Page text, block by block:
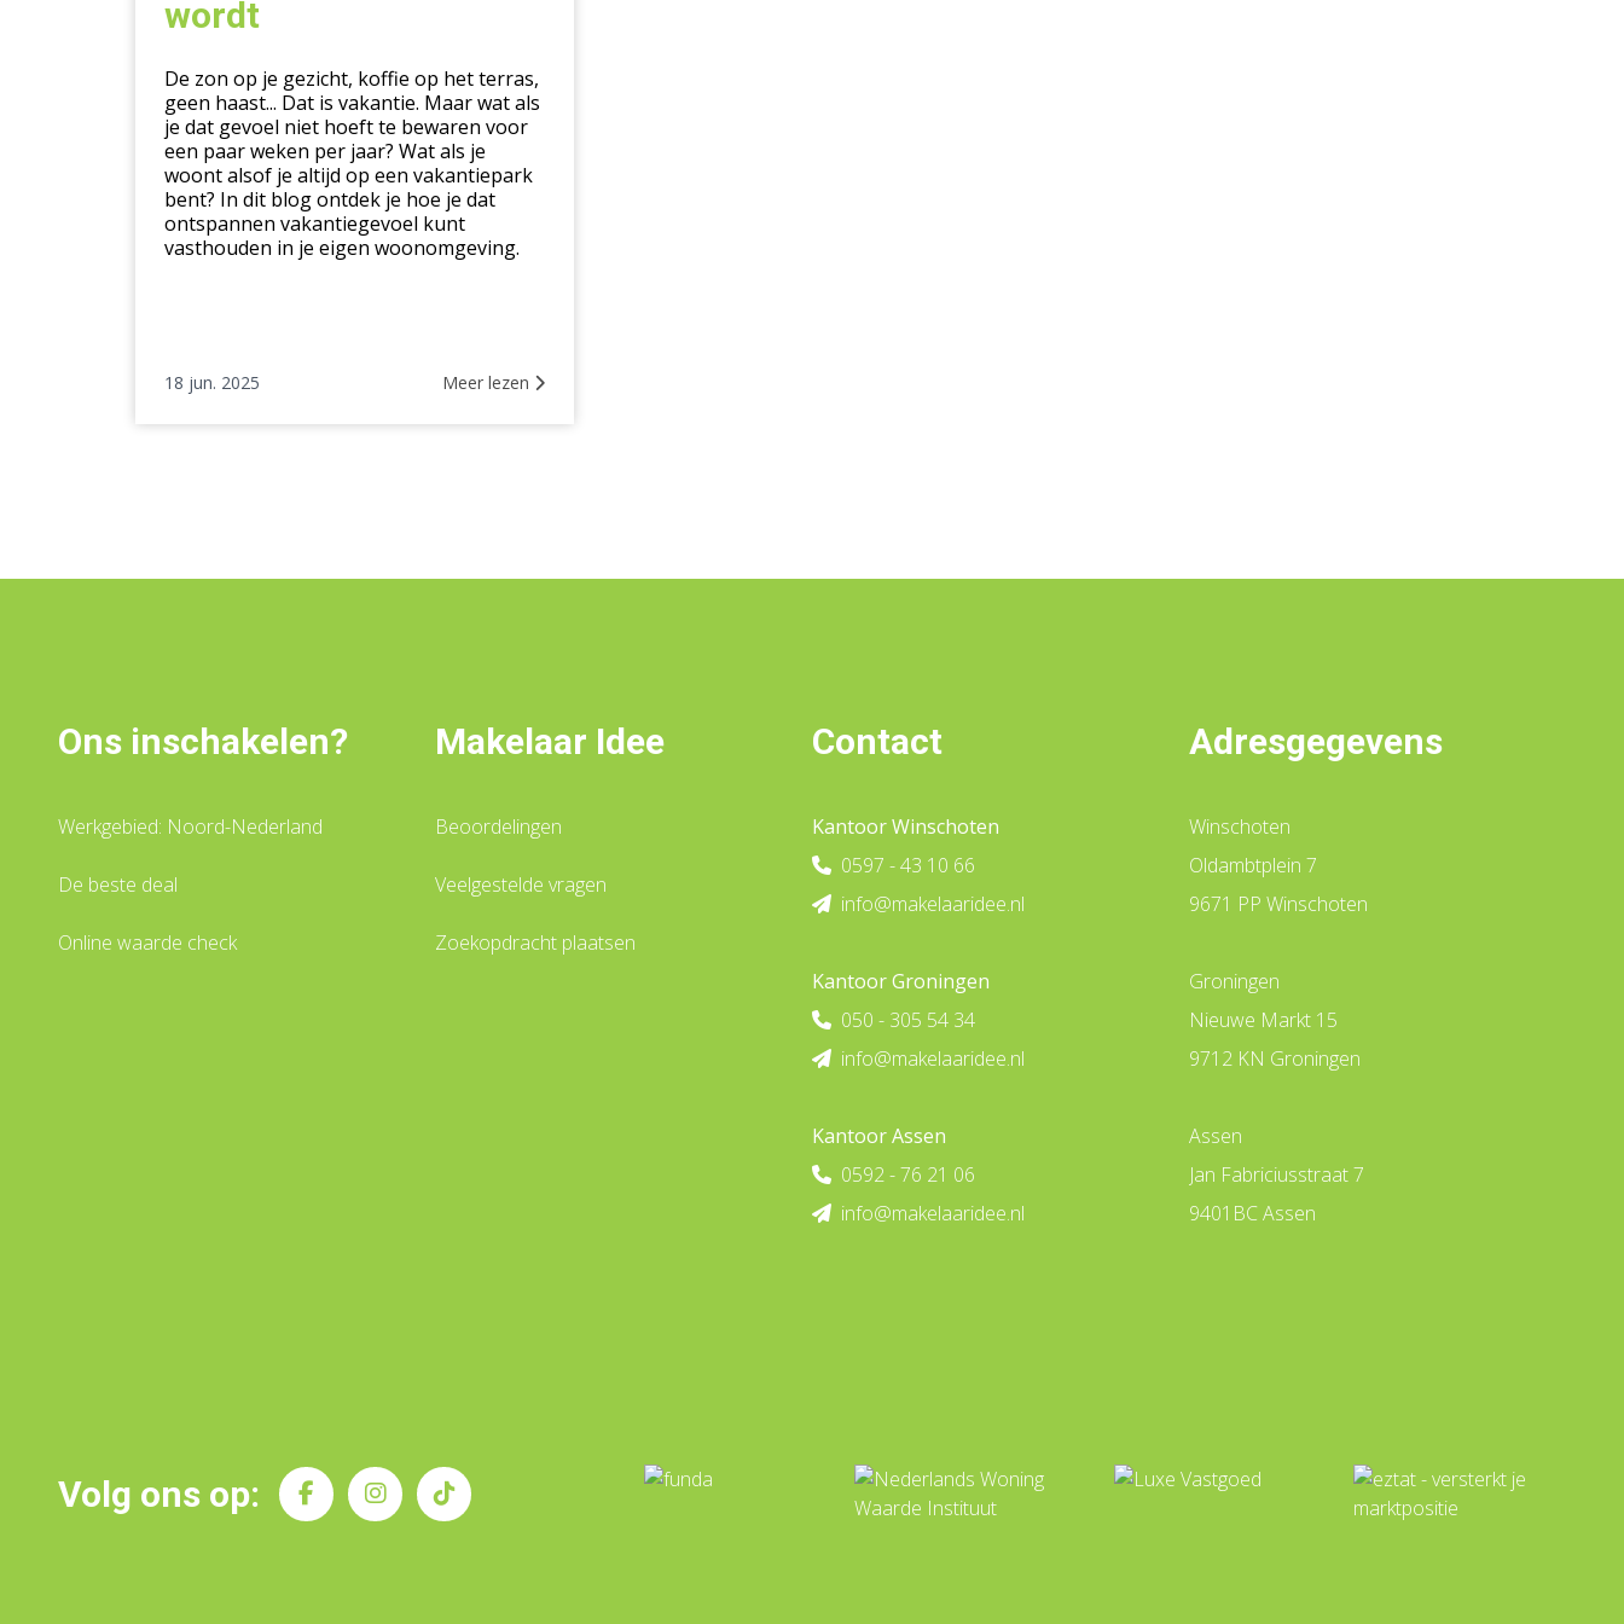
gelukkig
wordt
wordt
De zon op je gezicht, koffie op het terras,
geen haast... Dat is vakantie. Maar wat als
je dat gevoel niet hoeft te bewaren voor
een paar weken per jaar? Wat als je
woont alsof je altijd op een vakantiepark
bent? In dit blog ontdek je hoe je dat
ontspannen vakantiegevoel kunt
vasthouden in je eigen woonomgeving.
18 jun. 2025 Meer lezen
Ons inschakelen?
Werkgebied: Noord-Nederland
De beste deal
Online waarde check
Makelaar Idee
Beoordelingen
Veelgestelde vragen
Zoekopdracht plaatsen
Contact
Kantoor Winschoten
0597 - 43 10 66
info@makelaaridee.nl
Kantoor Groningen
050 - 305 54 34
info@makelaaridee.nl
Kantoor Assen
0592 - 76 21 06
info@makelaaridee.nl
Adresgegevens
Winschoten
Oldambtplein 7
9671 PP Winschoten
Groningen
Nieuwe Markt 15
9712 KN Groningen
Assen
Jan Fabriciusstraat 7
9401BC Assen
Volg ons op: